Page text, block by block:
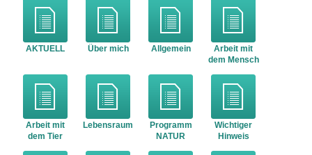
AKTUELL Über mich Allgemein
Arbeit mit
dem Mensch
Arbeit mit
dem Tier
Lebensraum
Programm
NATUR
Wichtiger
Hinweis